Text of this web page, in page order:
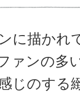
に描かれ
ァンの多
じのする